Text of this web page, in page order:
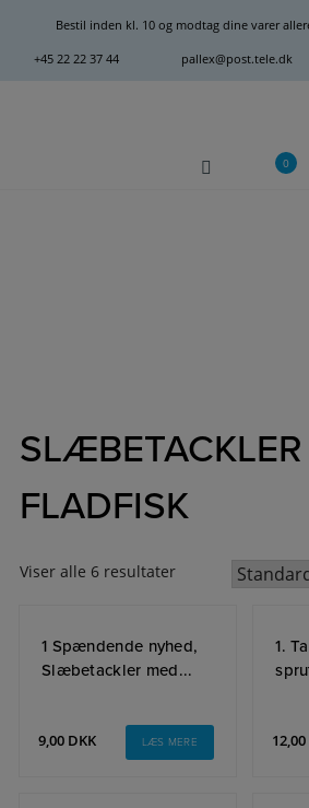
indholdet
Bestil inden kl. 10 og modtag dine varer
+45 22 22 37 44 pallex@post.tele.dk
0
FLADFISK
Viser alle 6 resultater
1 Spændende nyhed,
Slæbetackler med...
9,00 DKK LÆS MERE
1.
12,00